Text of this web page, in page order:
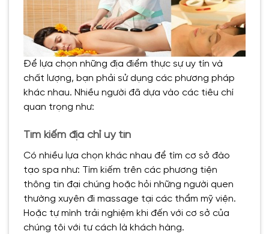
Để lựa chọn những địa điểm thực sự uy tín và
chất lượng, bạn phải sử dụng các phương pháp
khác nhau. Nhiều người đã dựa vào các tiêu chí
quan trọng như:
Tìm kiếm địa chỉ uy tín
Có nhiều lựa chọn khác nhau để tìm cơ sở đào
tạo spa như: Tìm kiếm trên các phương tiện
thông tin đại chúng hoặc hỏi những người quen
thường xuyên đi massage tại các thẩm mỹ viện.
Hoặc tự mình trải nghiệm khi đến với cơ sở của
chúng tôi với tư cách là khách hàng.